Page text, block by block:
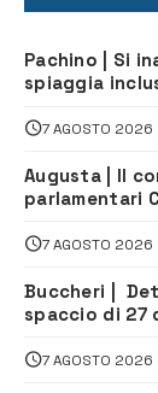
Pachino | Si
spiaggia
tutti
7 AGOSTO 2026
Augusta | Il
parlamentari
depuratore
7 AGOSTO 2026
Buccheri |
spaccio di 27
7 AGOSTO 2026